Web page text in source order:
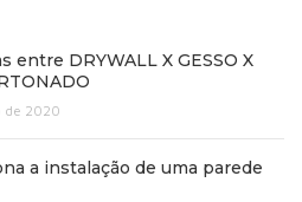
entre DRYWALL X GESSO X
de 2020
a instalação de uma parede